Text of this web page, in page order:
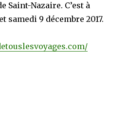
Saint-Nazaire. C’est à
samedi 9 décembre 2017.